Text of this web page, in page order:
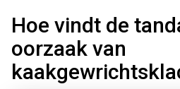
Hoe vindt de
oorzaak van